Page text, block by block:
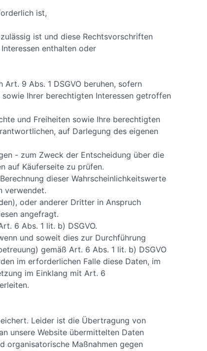
ist,
ist und diese Rechtsvorschriften
enthalten oder
9 Abs. 1 DSGVO beruhen, sofern
Ihrer berechtigten Interessen getroffen
und Freiheiten sowie Ihre berechtigten
auf Darlegung des eigenen
- zum Zweck der Entscheidung über die
auf Käuferseite zu prüfen.
dieser Wahrscheinlichkeitswerte
verwendet.
oder anderer Dritter in Anspruch
angefragt.
6 Abs. 1 lit. b) DSGVO.
und soweit dies zur Durchführung
gemäß Art. 6 Abs. 1 lit. b) DSGVO
im erforderlichen Falle diese Daten, im
im Einklang mit Art. 6
Leider ist die Übertragung von
unsere Website übermittelten Daten
organisatorische Maßnahmen gegen